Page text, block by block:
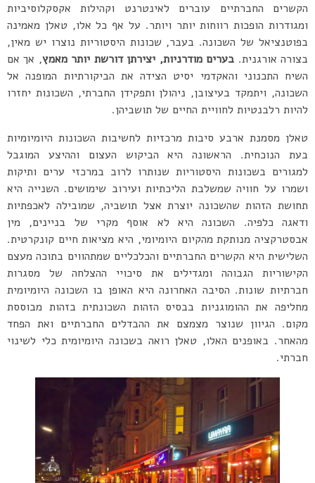
הקשרים החברתיים עוברים לאינטרנט וקהילות אקסקלוסיביות
ומגודרות הופכות רווחות יותר ויותר. על אף כל אלו, טאלן מאמינה
בפוטנציאל של השכונה. בעבר, שכונות היסטוריות נוצרו יש מאין,
בצורה אורגנית. בערים מודרניות, יצירתן דורשת יותר מאמץ, אך אם
השיח התכנוני והאקדמי יסיט הצידה את הביקורתיות המופנה אל
השכונה, ויתמקד בעיצובן, ניהולן ותפקידן החברתי, השכונות יחזרו
להיות רלבנטיות לחוויית החיים של תושביהן.
טאלן מסמנת ארבע סיבות מרכזיות לחשיבות השכונות היומיומיות
בעת הנוכחית. הראשונה היא הביקוש העצום וההיצע המוגבל
למגורים בשכונות היסטוריות שנותרו לרוב במרכזי ערים ותיקות
ושמרו על חוויה שמשלבת הליכתיות ועירוב שימושים. השנייה היא
תחושת הזהות שהשכונה יוצרת אצל תושביה, שמובילה לאכפתיות
ודאגה כלפיה. השכונה היא לא אוסף מקרי של בניינים, מין
אבסטרקציה מנותקת מהקיום היומיומי, היא מציאות חיים קונקרטית.
השלישית היא הקשרים החברתיים והכלכליים שמתהווים בתוכה מעצם
הקישוריות הגבוהה ומגדילים את סיכויי ההצלחה של מסגרות
חברתיות שונות. הסיבה האחרונה היא האופן בו השכונה היומיומית
מחליפה את ההומוגניות בבסיס הזהות השכונתית בזהות מבוססת
מקום. הגיוון שנוצר מצמצם את ההבדלים החברתיים ואת הפחד
מהאחר. באופנים האלו, טאלן רואה בשכונה היומיומית כלי לשינוי
חברתי.